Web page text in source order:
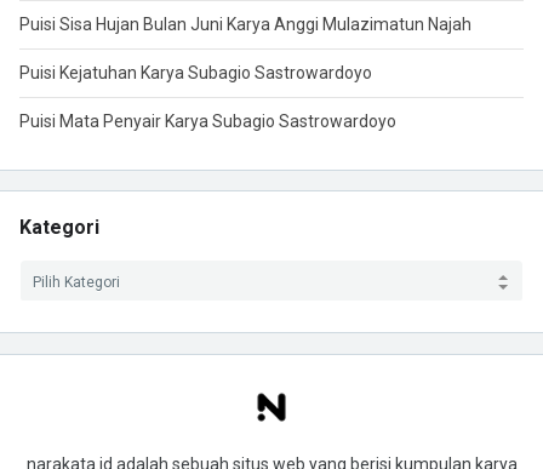
Puisi Sisa Hujan Bulan Juni Karya Anggi Mulazimatun Najah
Puisi Kejatuhan Karya Subagio Sastrowardoyo
Puisi Mata Penyair Karya Subagio Sastrowardoyo
Kategori
narakata.id adalah sebuah situs web yang berisi kumpulan karya